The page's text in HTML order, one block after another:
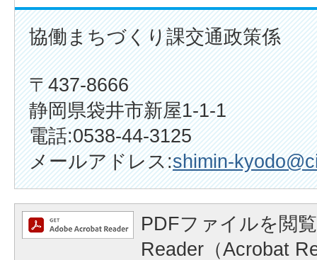
協働まちづくり課交通政策係
〒437-8666
静岡県袋井市新屋1-1-1
電話:0538-44-3125
メールアドレス:shimin-
PDFファイルを閲
Reader（Acrobat